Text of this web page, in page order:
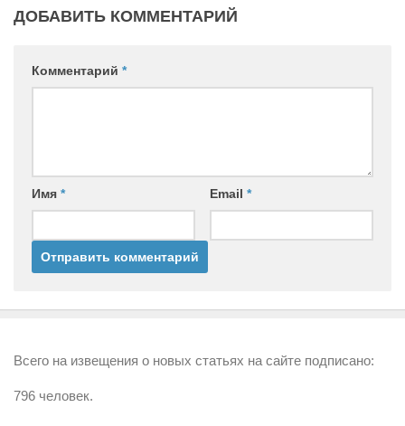
ДОБАВИТЬ КОММЕНТАРИЙ
Комментарий *
Имя * Email *
Всего на извещения о новых статьях на сайте подписано:
796 человек.